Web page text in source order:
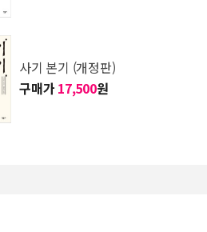
사기 본기 (개정판)
구매가 17,500원